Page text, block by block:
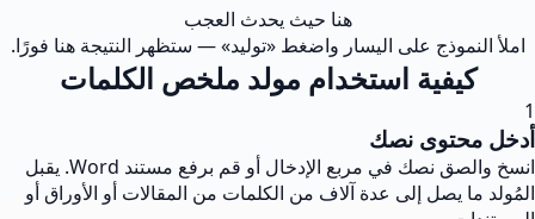
هنا حيث يحدث العجب
املأ النموذج على اليسار واضغط «توليد» — ستظهر النتيجة هنا فورًا.
كيفية استخدام مولد ملخص الكلمات
1
أدخل محتوى نصك
انسخ والصق نصك في مربع الإدخال أو قم برفع مستند Word. يقبل
المُولد ما يصل إلى عدة آلاف من الكلمات من المقالات أو الأوراق أو